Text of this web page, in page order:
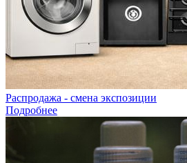
Распродажа - смена экспозиции
Подробнее